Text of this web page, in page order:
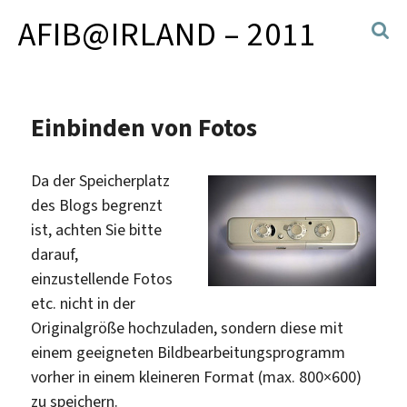
AFIB@IRLAND – 2011
Einbinden von Fotos
Da der Speicherplatz
des Blogs begrenzt
ist, achten Sie bitte
darauf,
einzustellende Fotos
etc. nicht in der
Originalgröße hochzuladen, sondern diese mit
einem geeigneten Bildbearbeitungsprogramm
vorher in einem kleineren Format (max. 800×600)
zu speichern.